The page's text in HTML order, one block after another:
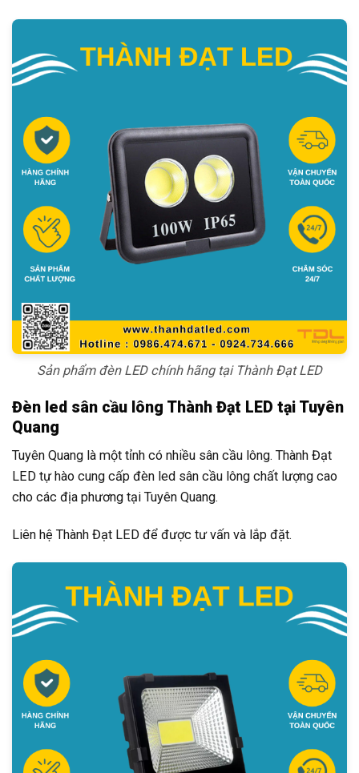
Sản phẩm đèn LED chính hãng tại Thành Đạt LED
Đèn led sân cầu lông Thành Đạt LED tại Tuyên
Quang
Tuyên Quang là một tỉnh có nhiều sân cầu lông. Thành Đạt
LED tự hào cung cấp đèn led sân cầu lông chất lượng cao
cho các địa phương tại Tuyên Quang.
Liên hệ Thành Đạt LED để được tư vấn và lắp đặt.